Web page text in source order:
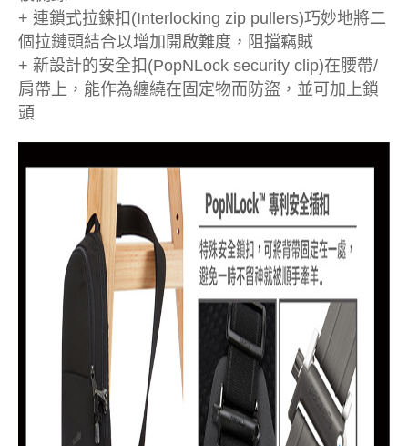
+ 連鎖式拉鍊扣(Interlocking zip pullers)巧妙地將二
個拉鏈頭結合以增加開啟難度，阻擋竊賊
+ 新設計的安全扣(PopNLock security clip)在腰帶/
肩帶上，能作為纏繞在固定物而防盜，並可加上鎖
頭